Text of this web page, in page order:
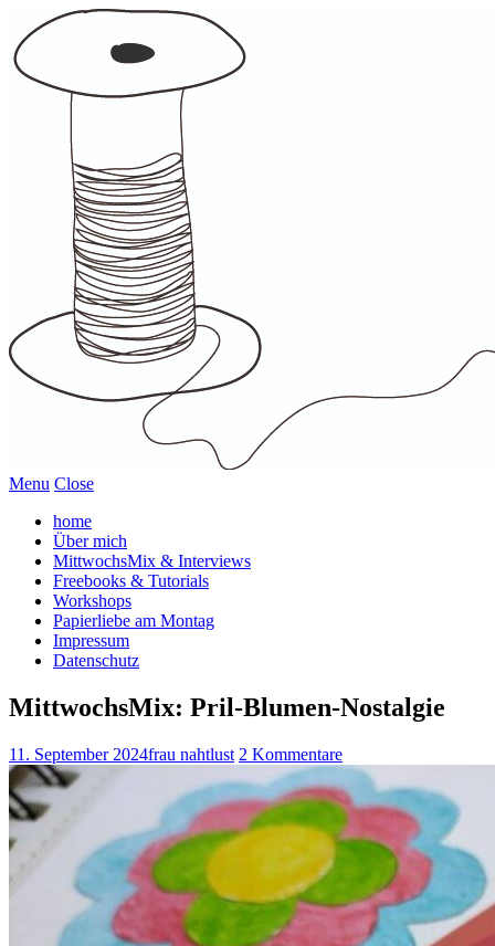
Menu Close
home
Über mich
MittwochsMix & Interviews
Freebooks & Tutorials
Workshops
Papierliebe am Montag
Impressum
Datenschutz
MittwochsMix: Pril-Blumen-Nostalgie
11. September 2024frau nahtlust 2 Kommentare